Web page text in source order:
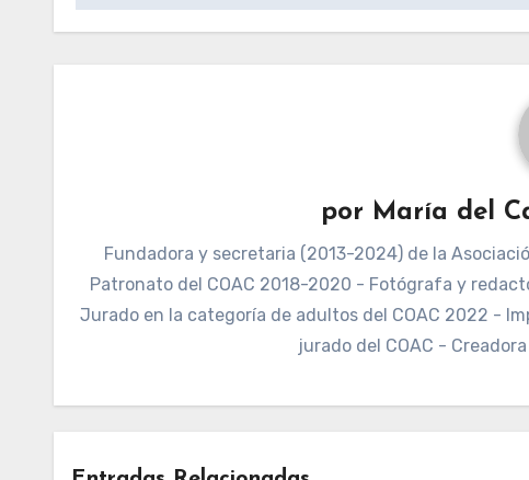
por María del
Fundadora y secretaria (2013-2024) de la
Patronato del COAC 2018-2020 - Fotógrafa y
Jurado en la categoría de adultos del COAC 2022 -
jurado del COAC -